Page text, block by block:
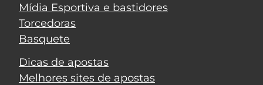
Mídia Esportiva e bastidores
Torcedoras
Basquete
Dicas de apostas
Melhores sites de apostas